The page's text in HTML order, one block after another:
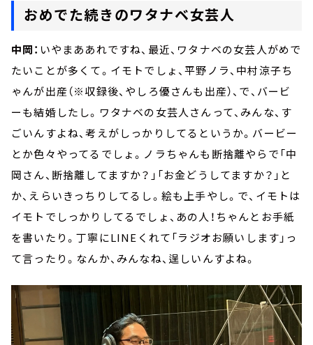
おめでた続きのワタナベ女芸人
中岡： いやまああれですね、最近、ワタナベの女芸人がめで
たいことが多くて。イモトでしょ、平野ノラ、中村涼子ち
ゃんが出産（※収録後、やしろ優さんも出産）、で、バービ
ーも結婚したし。ワタナベの女芸人さんって、みんな、す
ごいんすよね、考えがしっかりしてるというか。バービー
とか色々やってるでしょ。ノラちゃんも断捨離やらで「中
岡さん、断捨離してますか？」「お金どうしてますか？」と
か、えらいきっちりしてるし。絵も上手やし。で、イモトは
イモトでしっかりしてるでしょ、あの人！ちゃんとお手紙
を書いたり。丁寧にLINEくれて「ラジオお願いします」っ
て言ったり。なんか、みんなね、逞しいんすよね。